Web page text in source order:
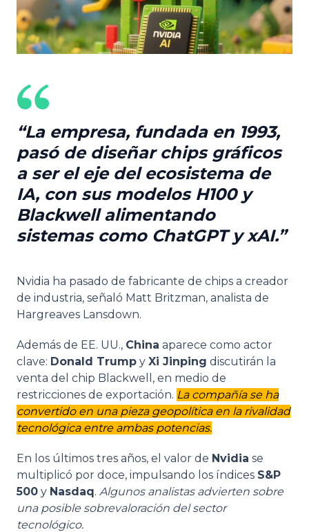
La empresa, fundada en 1993,
pasó de diseñar chips gráficos
a ser el eje del ecosistema de
IA, con sus modelos H100 y
Blackwell alimentando
sistemas como ChatGPT y xAI.
Nvidia ha pasado de fabricante de chips a creador
de industria, señaló Matt Britzman, analista de
Hargreaves Lansdown.
Además de EE. UU., China aparece como actor
clave: Donald Trump y Xi Jinping discutirán la
venta del chip Blackwell, en medio de
restricciones de exportación. La compañía se ha
convertido en una pieza geopolítica en la rivalidad
tecnológica entre ambas potencias.
En los últimos tres años, el valor de Nvidia se
multiplicó por doce, impulsando los índices S&P
500 y Nasdaq. Algunos analistas advierten sobre
una posible sobrevaloración del sector
tecnológico.